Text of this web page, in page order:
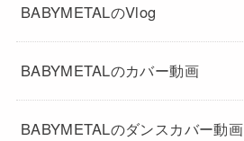
BABYMETALのVlog
BABYMETALのカバー動画
BABYMETALのダンスカバー動画